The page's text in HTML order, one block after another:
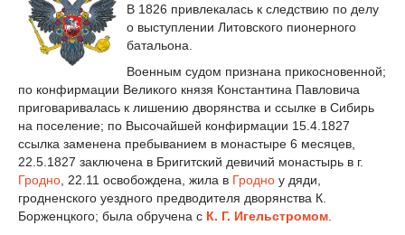
В 1826 привлекалась к следствию по делу
о выступлении Литовского пионерного
батальона.
Военным судом признана прикосновенной;
по конфирмации Великого князя Константина Павловича
приговаривалась к лишению дворянства и ссылке в Сибирь
на поселение; по Высочайшей конфирмации 15.4.1827
ссылка заменена пребыванием в монастыре 6 месяцев,
22.5.1827 заключена в Бригитский девичий монастырь в г.
Гродно, 22.11 освобождена, жила в Гродно у дяди,
гродненского уездного предводителя дворянства К.
Борженцкого; была обручена с К. Г. Игельстромом.